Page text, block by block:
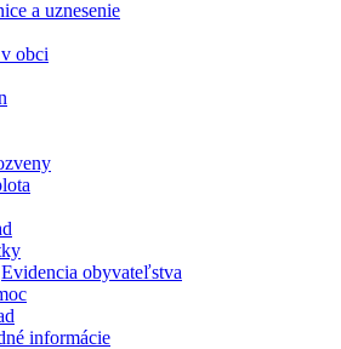
a uznesenie
obci
Evidencia obyvateľstva
informácie